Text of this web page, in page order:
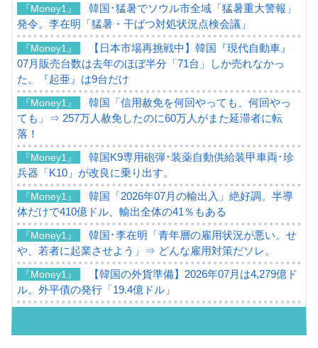
『Money1』
韓国･猛暑でソウル市全域「猛暑重大警報」
発令。李在明「猛暑・干ばつ対処状況点検会議」
『Money1』
【日本市場再挑戦中】韓国『現代自動車』
07月販売台数は去年のほぼ半分「71台」しか売れなかっ
た。『起亜』は9台だけ
『Money1』
韓国「信用赦免を何回やっても、何回やっ
ても」⇒ 257万人赦免したのに60万人がまた延滞者に転
落！
『Money1』
韓国K9専用砲弾･装薬自動供給装甲車両･珍
兵器「K10」が改良に乗り出す。
『Money1』
韓国「2026年07月の輸出入」絶好調。半導
体だけで410億ドル、輸出全体の41％もある
『Money1』
韓国･李在明「青年層の雇用状況が悪い。せ
や、若者に起業させよう」⇒ どんな雇用対策だソレ。
『Money1』
【韓国の外貨準備】2026年07月は4,279億ド
ル。外平債の発行「19.4億ドル」